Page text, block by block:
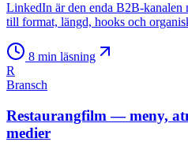
LinkedIn är den enda B2B-
till format, längd, hooks och
8 min läsning
R
Bransch
Restaurangfilm — meny,
medier